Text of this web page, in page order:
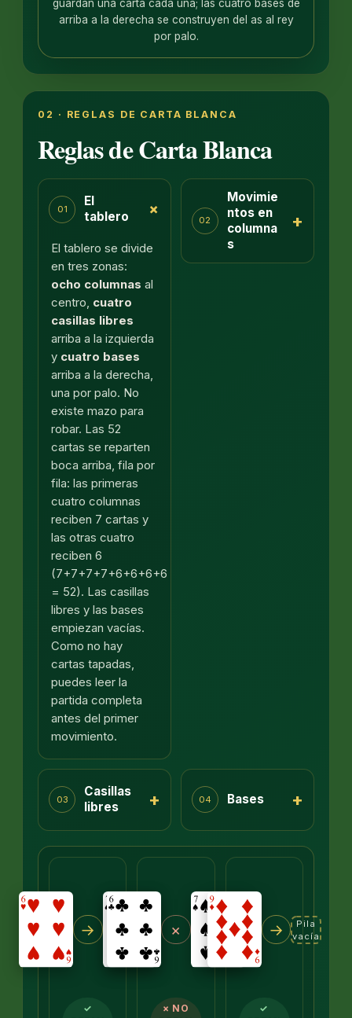
guardan una carta cada una; las cuatro bases de
arriba a la derecha se construyen del as al rey
por palo.
02 · REGLAS DE CARTA BLANCA
Reglas de Carta Blanca
01
El
tablero
+
El tablero se divide
en tres zonas:
ocho columnas al
centro, cuatro
casillas libres
arriba a la izquierda
y cuatro bases
arriba a la derecha,
una por palo. No
existe mazo para
robar. Las 52
cartas se reparten
boca arriba, fila por
fila: las primeras
cuatro columnas
reciben 7 cartas y
las otras cuatro
reciben 6
(7+7+7+7+6+6+6+6
= 52). Las casillas
libres y las bases
empiezan vacías.
Como no hay
cartas tapadas,
puedes leer la
partida completa
antes del primer
movimiento.
02
Movimie
ntos en
columna
s
+
03
Casillas
libres
+ 04 Bases +
→
✓
×
× NO
→
Pila
vacía
✓